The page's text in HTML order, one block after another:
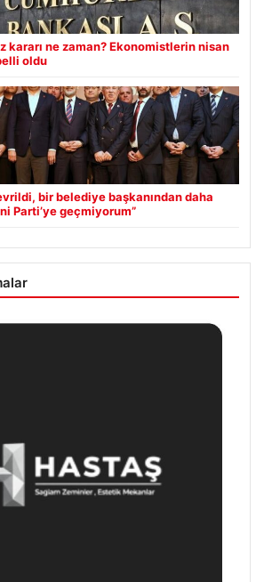
kararı ne zaman? Ekonomistlerin nisan
oldu
bir belediye başkanından daha
Parti’ye geçmiyorum”